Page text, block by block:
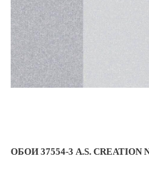
ОБОИ 37554-3 A.S. CREATION